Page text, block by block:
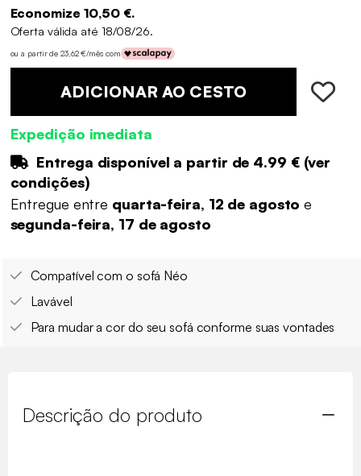
Economize 10,50 €.
Oferta válida até 18/08/26.
ou a partir de 23,62 €/mês com
ADICIONAR AO CESTO
Expedição imediata
Entrega disponível a partir de 4.99 €(ver
condições)
Entregue entre quarta-feira, 12 de agostoe
segunda-feira, 17 de agosto
Compatível com o sofá Néo
Lavável
Para mudar a cor do seu sofá conforme suas vontades
Descrição do produto